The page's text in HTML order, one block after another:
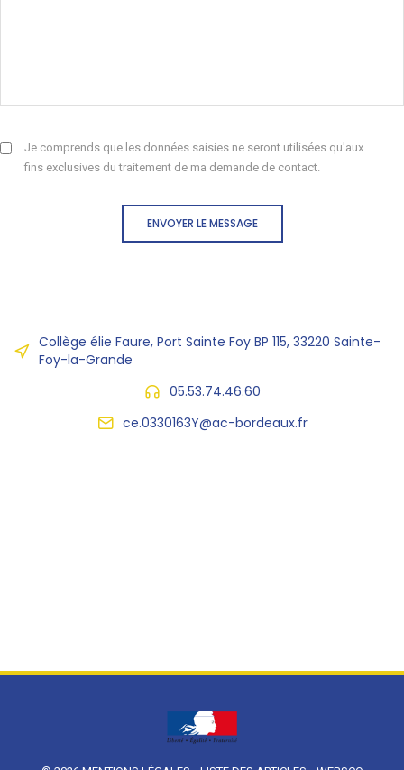
Je comprends que les données saisies ne seront utilisées qu'aux
fins exclusives du traitement de ma demande de contact.
ENVOYER LE MESSAGE
Collège élie Faure, Port Sainte Foy BP 115, 33220 Sainte-
Foy-la-Grande
05.53.74.46.60
ce.0330163Y@ac-bordeaux.fr